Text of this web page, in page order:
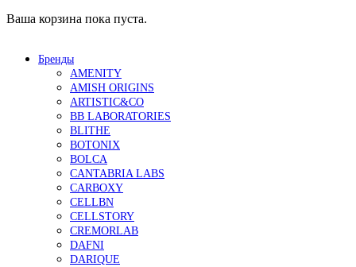
Ваша корзина пока пуста.
Бренды
AMENITY
AMISH ORIGINS
ARTISTIC&CO
BB LABORATORIES
BLITHE
BOTONIX
BOLCA
CANTABRIA LABS
CARBOXY
CELLBN
CELLSTORY
CREMORLAB
DAFNI
DARIQUE